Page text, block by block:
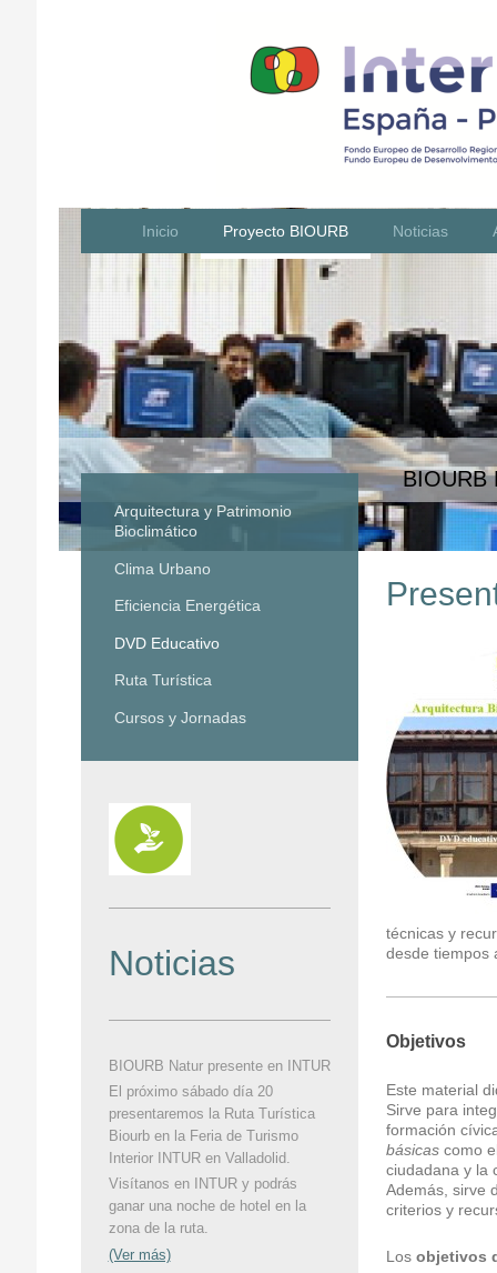
Inicio Proyecto BIOURB Noticias
BIOURB
técnicas y
desde tiempos
Objetivos
Este material
Sirve para
formación
básicas como
ciudadana y la
Además, sirve
criterios y
Losobjetivos
Arquitectura y Patrimonio
Bioclimático
Clima Urbano
Eficiencia Energética
DVD Educativo
Ruta Turística
Cursos y Jornadas
Noticias
BIOURB Natur presente en INTUR
El próximo sábado día 20
presentaremos la Ruta Turística
Biourb en la Feria de Turismo
Interior INTUR en Valladolid.
Visítanos en INTUR y podrás
ganar una noche de hotel en la
zona de la ruta.
(Ver más)